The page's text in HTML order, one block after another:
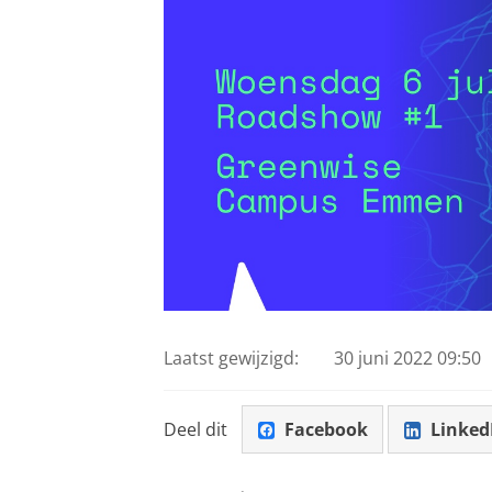
Laatst gewijzigd: 30 juni 2022 09:50
Deel dit Facebook